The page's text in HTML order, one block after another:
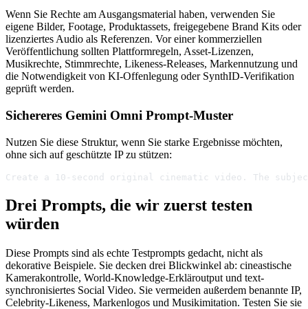
Wenn Sie Rechte am Ausgangsmaterial haben, verwenden Sie
eigene Bilder, Footage, Produktassets, freigegebene Brand Kits oder
lizenziertes Audio als Referenzen. Vor einer kommerziellen
Veröffentlichung sollten Plattformregeln, Asset-Lizenzen,
Musikrechte, Stimmrechte, Likeness-Releases, Markennutzung und
die Notwendigkeit von KI-Offenlegung oder SynthID-Verifikation
geprüft werden.
Sichereres Gemini Omni Prompt-Muster
Nutzen Sie diese Struktur, wenn Sie starke Ergebnisse möchten,
ohne sich auf geschützte IP zu stützen:
Create a 10-second original cinematic video. The
Drei Prompts, die wir zuerst testen
würden
Diese Prompts sind als echte Testprompts gedacht, nicht als
dekorative Beispiele. Sie decken drei Blickwinkel ab: cineastische
Kamerakontrolle, World-Knowledge-Erkläroutput und text-
synchronisiertes Social Video. Sie vermeiden außerdem benannte IP,
Celebrity-Likeness, Markenlogos und Musikimitation. Testen Sie sie